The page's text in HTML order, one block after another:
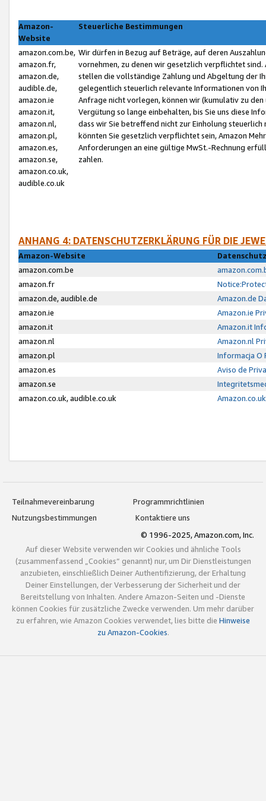
Amazon-
Website
Steuerliche Bestimmungen
amazon.com.be,
amazon.fr,
amazon.de,
audible.de,
amazon.ie
amazon.it,
amazon.nl,
amazon.pl,
amazon.es,
amazon.se,
amazon.co.uk,
audible.co.uk
Wir dürfen in Bezug auf Beträge, auf deren
vornehmen, zu denen wir gesetzlich verpflichtet
stellen die vollständige Zahlung und Abgeltung der
gelegentlich steuerlich relevante Informationen von
Anfrage nicht vorlegen, können wir (kumulativ zu
Vergütung so lange einbehalten, bis Sie uns diese
dass wir Sie betreffend nicht zur Einholung
könnten Sie gesetzlich verpflichtet sein, Amazon
Anforderungen an eine gültige MwSt.-Rechnung
zahlen.
ANHANG 4: DATENSCHUTZERKLÄRUNG FÜR DIE
Amazon-Website
amazon.com.be
amazon.fr
amazon.de, audible.de
Amazon.de
amazon.ie
Amazon.ie
amazon.it
Amazon.it
amazon.nl
Amazon.nl
amazon.pl
Informacja O
amazon.es
Aviso de
amazon.se
amazon.co.uk, audible.co.uk
Teilnahmevereinbarung
Programmrichtlinien
Nutzungsbestimmungen
Kontaktiere uns
© 1996-2025, Amazon.com, Inc.
Auf dieser Website verwenden wir Cookies und ähnliche Tools
(zusammenfassend „Cookies“ genannt) nur, um Dir Dienstleistungen
anzubieten, einschließlich Deiner Authentifizierung, der Erhaltung
Deiner Einstellungen, der Verbesserung der Sicherheit und der
Bereitstellung von Inhalten. Andere Amazon-Seiten und -Dienste
können Cookies für zusätzliche Zwecke verwenden. Um mehr darüber
zu erfahren, wie Amazon Cookies verwendet, lies bitte die Hinweise
zu Amazon-Cookies.